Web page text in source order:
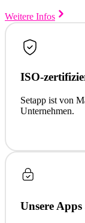
Weitere Infos
ISO-
Setapp ist von
Unternehmen.
Unsere